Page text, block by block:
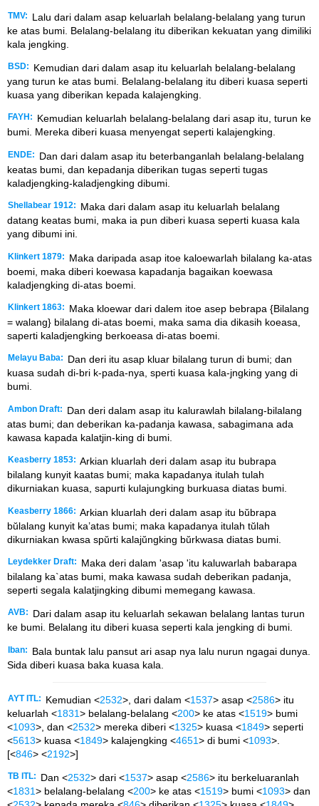
TMV:
Lalu dari dalam asap keluarlah belalang-belalang yang turun
ke atas bumi. Belalang-belalang itu diberikan kekuatan yang dimiliki
kala jengking.
BSD:
Kemudian dari dalam asap itu keluarlah belalang-belalang
yang turun ke atas bumi. Belalang-belalang itu diberi kuasa seperti
kuasa yang diberikan kepada kalajengking.
FAYH:
Kemudian keluarlah belalang-belalang dari asap itu, turun ke
bumi. Mereka diberi kuasa menyengat seperti kalajengking.
ENDE:
Dan dari dalam asap itu beterbanganlah belalang-belalang
keatas bumi, dan kepadanja diberikan tugas seperti tugas
kaladjengking-kaladjengking dibumi.
Shellabear 1912:
Maka dari dalam asap itu keluarlah belalang
datang keatas bumi, maka ia pun diberi kuasa seperti kuasa kala
yang dibumi ini.
Klinkert 1879:
Maka daripada asap itoe kaloewarlah bilalang ka-atas
boemi, maka diberi koewasa kapadanja bagaikan koewasa
kaladjengking di-atas boemi.
Klinkert 1863:
Maka kloewar dari dalem itoe asep bebrapa {Bilalang
= walang} bilalang di-atas boemi, maka sama dia dikasih koeasa,
saperti kaladjengking berkoeasa di-atas boemi.
Melayu Baba:
Dan deri itu asap kluar bilalang turun di bumi; dan
kuasa sudah di-bri k-pada-nya, sperti kuasa kala-jngking yang di
bumi.
Ambon Draft:
Dan deri dalam asap itu kalurawlah bilalang-bilalang
atas bumi; dan deberikan ka-padanja kawasa, sabagimana ada
kawasa kapada kalatjin-king di bumi.
Keasberry 1853: Arkian kluarlah deri dalam asap itu bubrapa
bilalang kunyit kaatas bumi; maka kapadanya itulah tulah
dikurniakan kuasa, sapurti kulajungking burkuasa diatas bumi.
Keasberry 1866: Arkian kluarlah deri dalam asap itu bŭbrapa
bŭlalang kunyit ka’atas bumi; maka kapadanya itulah tŭlah
dikurniakan kwasa spŭrti kalajŭngking bŭrkwasa diatas bumi.
Leydekker Draft:
Maka deri dalam 'asap 'itu kaluwarlah babarapa
bilalang ka`atas bumi, maka kawasa sudah deberikan padanja,
seperti segala kalatjingking dibumi memegang kawasa.
AVB:
Dari dalam asap itu keluarlah sekawan belalang lantas turun
ke bumi. Belalang itu diberi kuasa seperti kala jengking di bumi.
Iban:
Bala buntak lalu pansut ari asap nya lalu nurun ngagai dunya.
Sida diberi kuasa baka kuasa kala.
AYT ITL: Kemudian <2532>, dari dalam <1537> asap <2586> itu
keluarlah <1831> belalang-belalang <200> ke atas <1519> bumi
<1093>, dan <2532> mereka diberi <1325> kuasa <1849> seperti
<5613> kuasa <1849> kalajengking <4651> di bumi <1093>.
[<846> <2192>]
TB ITL: Dan <2532> dari <1537> asap <2586> itu berkeluaranlah
<1831> belalang-belalang <200> ke atas <1519> bumi <1093> dan